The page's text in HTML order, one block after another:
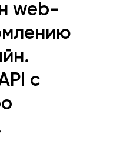
web-
с